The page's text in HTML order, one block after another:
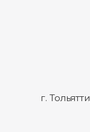
г. Тольятти